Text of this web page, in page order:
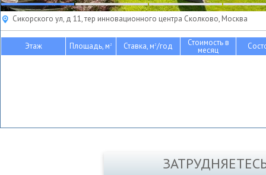
Сикорского ул, д 11, тер инновационного центра Сколково, Москва
Этаж Площадь, м2 Ставка, м2/год Стоимость в
месяц